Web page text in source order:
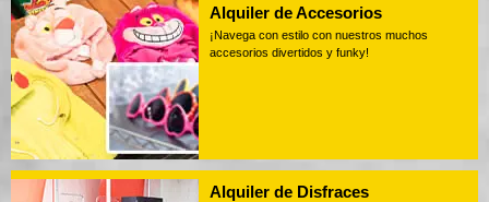
Alquiler de Accesorios
¡Navega con estilo con nuestros muchos
accesorios divertidos y funky!
Alquiler de Disfraces